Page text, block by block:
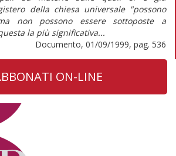
della chiesa universale "possono
non possono essere sottoposte a
la più significativa...
Documento, 01/09/1999, pag. 536
ON-LINE